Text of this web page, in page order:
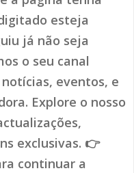
esteja
já não seja
o seu canal
eventos, e
Explore o nosso
exclusivas. 👉
continuar a